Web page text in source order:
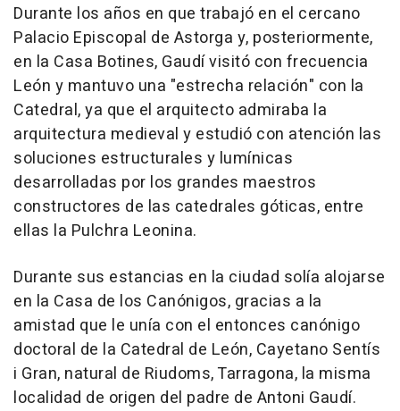
Durante los años en que trabajó en el cercano
Palacio Episcopal de Astorga y, posteriormente,
en la Casa Botines, Gaudí visitó con frecuencia
León y mantuvo una "estrecha relación" con la
Catedral, ya que el arquitecto admiraba la
arquitectura medieval y estudió con atención las
soluciones estructurales y lumínicas
desarrolladas por los grandes maestros
constructores de las catedrales góticas, entre
ellas la Pulchra Leonina.
Durante sus estancias en la ciudad solía alojarse
en la Casa de los Canónigos, gracias a la
amistad que le unía con el entonces canónigo
doctoral de la Catedral de León, Cayetano Sentís
i Gran, natural de Riudoms, Tarragona, la misma
localidad de origen del padre de Antoni Gaudí.